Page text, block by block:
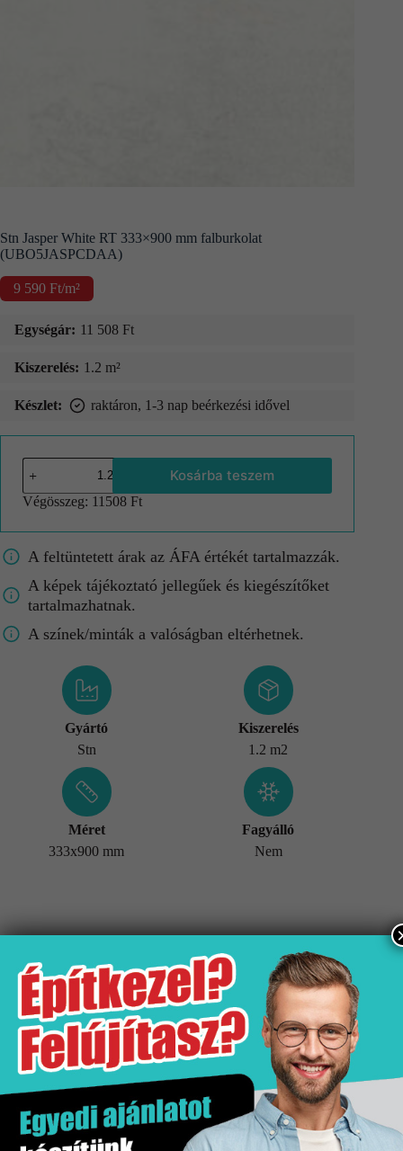
Stn Jasper White RT 333×900 mm falburkolat
(UBO5JASPCDAA)
9 590 Ft/m²
Egységár: 11 508 Ft
Kiszerelés: 1.2 m²
Készlet: raktáron, 1-3 nap beérkezési idővel
Kosárba teszem
Végösszeg: 11508 Ft
A feltüntetett árak az ÁFA értékét tartalmazzák.
A képek tájékoztató jellegűek és kiegészítőket
tartalmazhatnak.
A színek/minták a valóságban eltérhetnek.
Gyártó
Stn
Kiszerelés
1.2 m2
Méret
333x900 mm
Fagyálló
Nem
Tömeg 21,5 kg
Értékesítési egység doboz
Fagyálló Nem
Stn
Hatás Fém hatás